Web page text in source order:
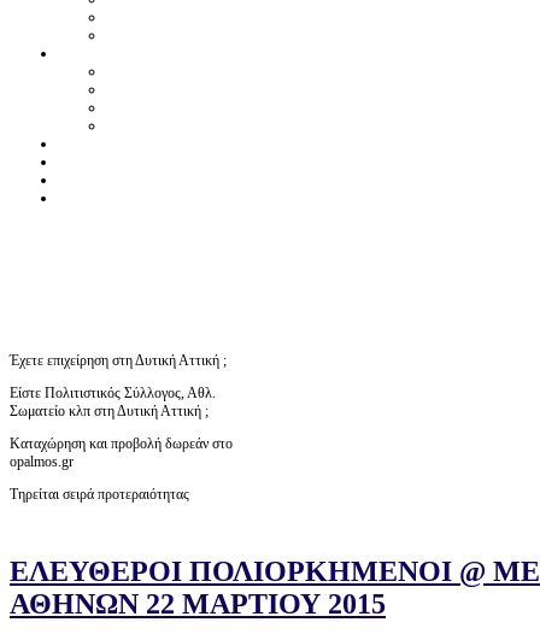
Έχετε επιχείρηση στη Δυτική Αττική ;
Είστε Πολιτιστικός Σύλλογος, Αθλ.
Σωματείο κλπ στη Δυτική Αττική ;
Καταχώρηση και προβολή δωρεάν στο
opalmos.gr
Τηρείται σειρά προτεραιότητας
ΕΛΕΥΘΕΡΟΙ ΠΟΛΙΟΡΚΗΜΕΝΟΙ @
ΑΘΗΝΩΝ 22 ΜΑΡΤΙΟΥ 2015